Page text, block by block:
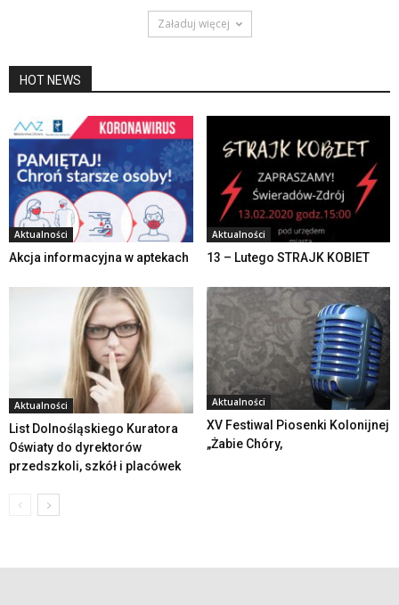
Załaduj więcej
HOT NEWS
Aktualności
Akcja informacyjna w aptekach
Aktualności
13 – Lutego STRAJK KOBIET
Aktualności
List Dolnośląskiego Kuratora
Oświaty do dyrektorów
przedszkoli, szkół i placówek
Aktualności
XV Festiwal Piosenki Kolonijnej
„Żabie Chóry,